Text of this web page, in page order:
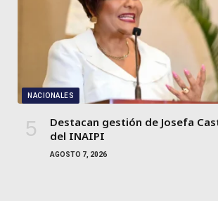
NACIONALES
Destacan gestión de Josefa
del INAIPI
AGOSTO 7, 2026